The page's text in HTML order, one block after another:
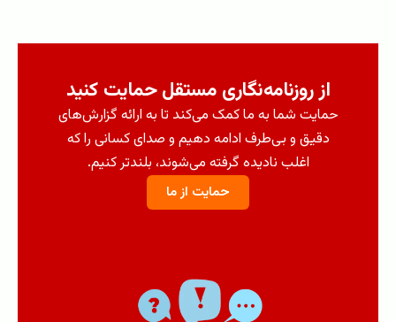
از روزنامه‌نگاری مستقل حمایت کنید
حمایت شما به ما کمک می‌کند تا به ارائه گزارش‌های
دقیق و بی‌طرف ادامه دهیم و صدای کسانی را که
اغلب نادیده گرفته می‌شوند، بلندتر کنیم.
حمایت از ما